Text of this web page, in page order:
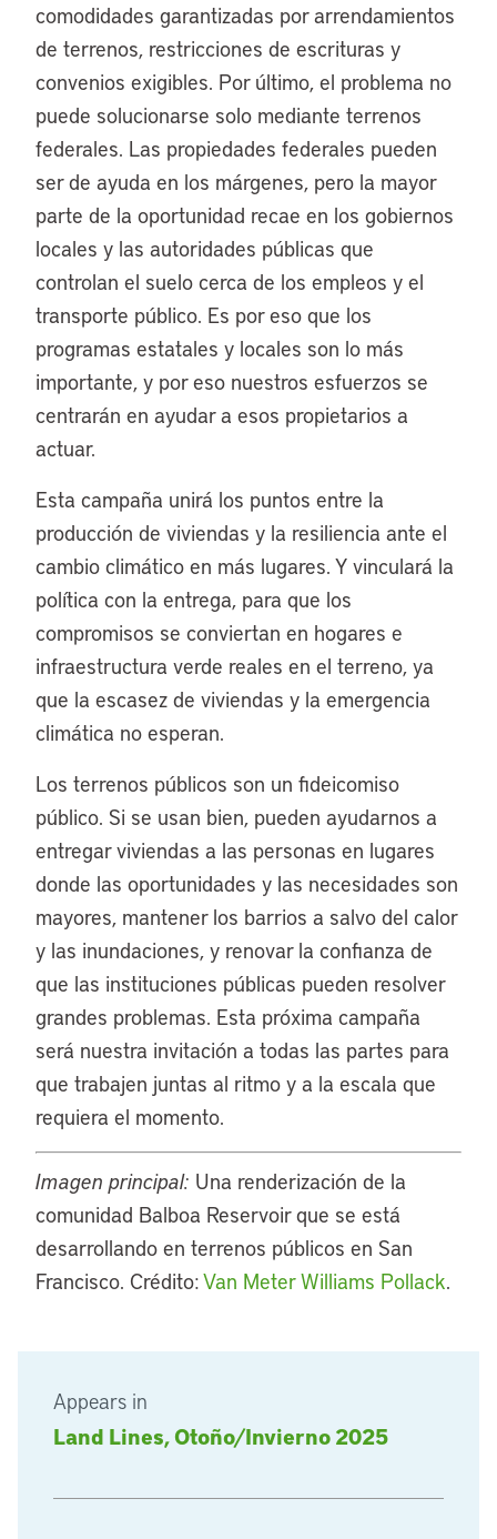
Appears in
Land Lines, Otoño/Invierno 2025
comodidades garantizadas por arrendamientos
de terrenos, restricciones de escrituras y
convenios exigibles. Por último, el problema no
puede solucionarse solo mediante terrenos
federales. Las propiedades federales pueden
ser de ayuda en los márgenes, pero la mayor
parte de la oportunidad recae en los gobiernos
locales y las autoridades públicas que
controlan el suelo cerca de los empleos y el
transporte público. Es por eso que los
programas estatales y locales son lo más
importante, y por eso nuestros esfuerzos se
centrarán en ayudar a esos propietarios a
actuar.
Esta campaña unirá los puntos entre la
producción de viviendas y la resiliencia ante el
cambio climático en más lugares. Y vinculará la
política con la entrega, para que los
compromisos se conviertan en hogares e
infraestructura verde reales en el terreno, ya
que la escasez de viviendas y la emergencia
climática no esperan.
Los terrenos públicos son un fideicomiso
público. Si se usan bien, pueden ayudarnos a
entregar viviendas a las personas en lugares
donde las oportunidades y las necesidades son
mayores, mantener los barrios a salvo del calor
y las inundaciones, y renovar la confianza de
que las instituciones públicas pueden resolver
grandes problemas. Esta próxima campaña
será nuestra invitación a todas las partes para
que trabajen juntas al ritmo y a la escala que
requiera el momento.
Imagen principal: Una renderización de la
comunidad Balboa Reservoir que se está
desarrollando en terrenos públicos en San
Francisco. Crédito:Van Meter Williams Pollack.